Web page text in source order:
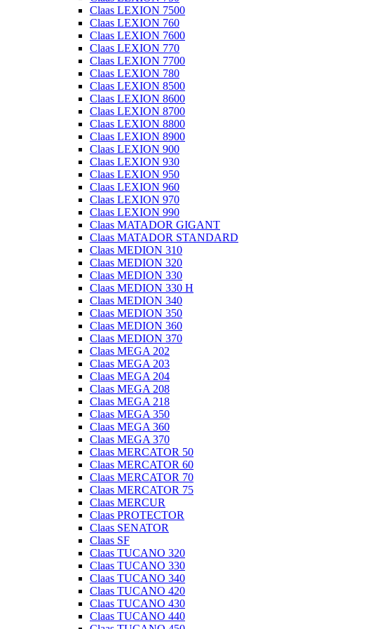
Claas LEXION 7500
Claas LEXION 760
Claas LEXION 7600
Claas LEXION 770
Claas LEXION 7700
Claas LEXION 780
Claas LEXION 8500
Claas LEXION 8600
Claas LEXION 8700
Claas LEXION 8800
Claas LEXION 8900
Claas LEXION 900
Claas LEXION 930
Claas LEXION 950
Claas LEXION 960
Claas LEXION 970
Claas LEXION 990
Claas MATADOR GIGANT
Claas MATADOR STANDARD
Claas MEDION 310
Claas MEDION 320
Claas MEDION 330
Claas MEDION 330 H
Claas MEDION 340
Claas MEDION 350
Claas MEDION 360
Claas MEDION 370
Claas MEGA 202
Claas MEGA 203
Claas MEGA 204
Claas MEGA 208
Claas MEGA 218
Claas MEGA 350
Claas MEGA 360
Claas MEGA 370
Claas MERCATOR 50
Claas MERCATOR 60
Claas MERCATOR 70
Claas MERCATOR 75
Claas MERCUR
Claas PROTECTOR
Claas SENATOR
Claas SF
Claas TUCANO 320
Claas TUCANO 330
Claas TUCANO 340
Claas TUCANO 420
Claas TUCANO 430
Claas TUCANO 440